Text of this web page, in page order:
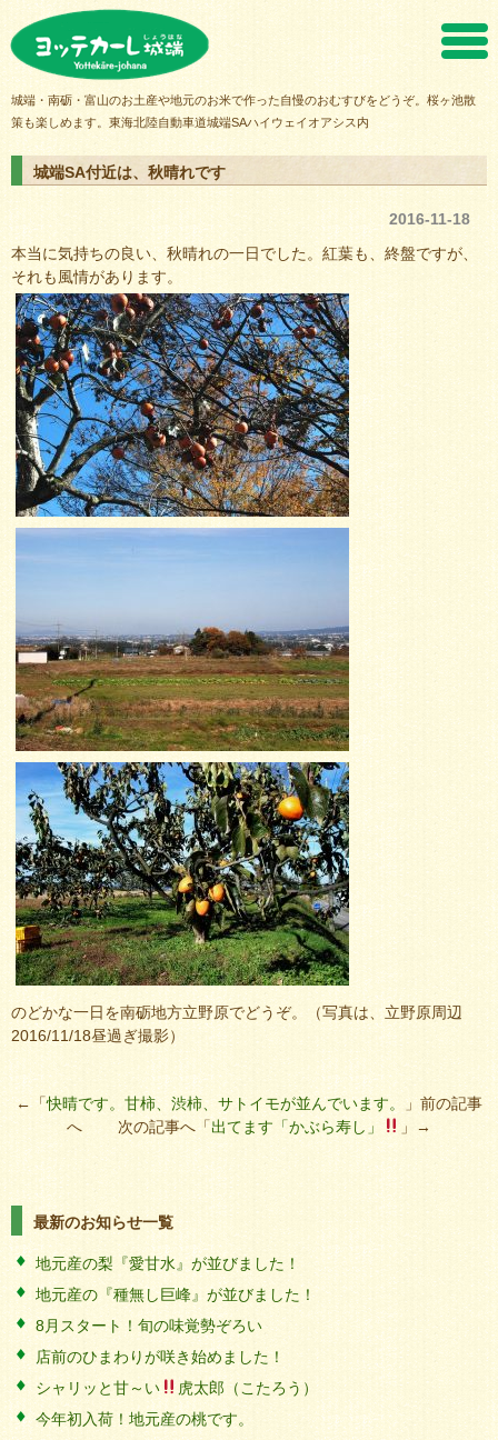
城端・南砺・富山のお土産や地元のお米で作った自慢のおむすびをどうぞ。桜ヶ池散
策も楽しめます。東海北陸自動車道城端SAハイウェイオアシス内
城端SA付近は、秋晴れです
2016-11-18
本当に気持ちの良い、秋晴れの一日でした。紅葉も、終盤ですが、
それも風情があります。
のどかな一日を南砺地方立野原でどうぞ。（写真は、立野原周辺
2016/11/18昼過ぎ撮影）
←「快晴です。甘柿、渋柿、サトイモが並んでいます。
」前の記事
へ 次の記事へ「出てます「かぶら寿し」 」→
最新のお知らせ一覧
地元産の梨『愛甘水』が並びました！
地元産の『種無し巨峰』が並びました！
8月スタート！旬の味覚勢ぞろい
店前のひまわりが咲き始めました！
シャリッと甘～い
虎太郎（こたろう）
今年初入荷！地元産の桃です。